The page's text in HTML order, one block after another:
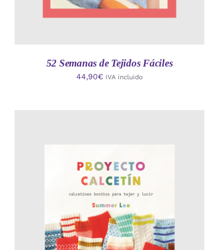
52 Semanas de Tejidos Fáciles
44,90€ IVA incluido
AÑADIR AL CARRITO
/
DETALLES